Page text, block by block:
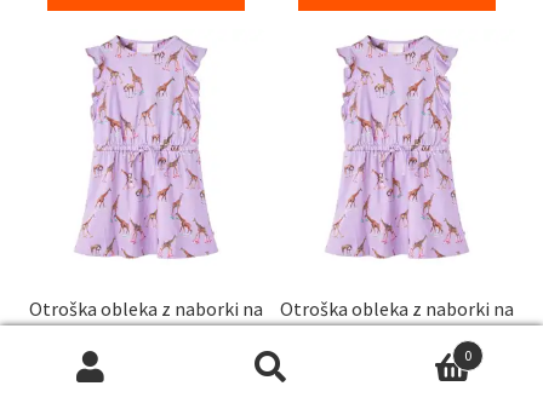
Otroška obleka z naborki na
rokavih in vrvico lila 116
13,99
Otroška obleka z naborki na
rokavih in vrvico lila 104
z DDV
0